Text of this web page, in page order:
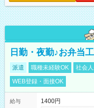
日勤・夜勤♪お弁当
派遣 職種未経験OK 社会
WEB登録・面接OK
給与
1400円